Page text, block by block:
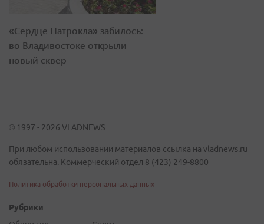
«Сердце Патрокла» забилось:
во Владивостоке открыли
новый сквер
© 1997 - 2026 VLADNEWS
При любом использовании материалов ссылка на vladnews.ru
обязательна. Коммерческий отдел 8 (423) 249-8800
Политика обработки персональных данных
Рубрики